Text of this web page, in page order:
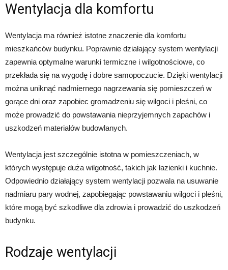
Wentylacja dla komfortu
Wentylacja ma również istotne znaczenie dla komfortu
mieszkańców budynku. Poprawnie działający system wentylacji
zapewnia optymalne warunki termiczne i wilgotnościowe, co
przekłada się na wygodę i dobre samopoczucie. Dzięki wentylacji
można uniknąć nadmiernego nagrzewania się pomieszczeń w
gorące dni oraz zapobiec gromadzeniu się wilgoci i pleśni, co
może prowadzić do powstawania nieprzyjemnych zapachów i
uszkodzeń materiałów budowlanych.
Wentylacja jest szczególnie istotna w pomieszczeniach, w
których występuje duża wilgotność, takich jak łazienki i kuchnie.
Odpowiednio działający system wentylacji pozwala na usuwanie
nadmiaru pary wodnej, zapobiegając powstawaniu wilgoci i pleśni,
które mogą być szkodliwe dla zdrowia i prowadzić do uszkodzeń
budynku.
Rodzaje wentylacji